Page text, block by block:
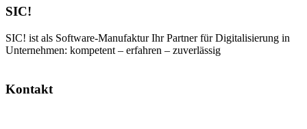
SIC!
SIC! ist als Software-Manufaktur Ihr Partner für Digitalisierung in
Unternehmen: kompetent – erfahren – zuverlässig
Kontakt